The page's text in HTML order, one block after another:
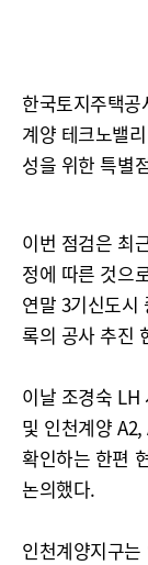
한국토지주택
계양 테크노밸
성을 위한 특별
이번 점검은 최
정에 따른 것으
연말 3기신도시
록의 공사 추진
이날 조경숙 LH
및 인천계양
확인하는 한편
논의했다.
인천계양지구